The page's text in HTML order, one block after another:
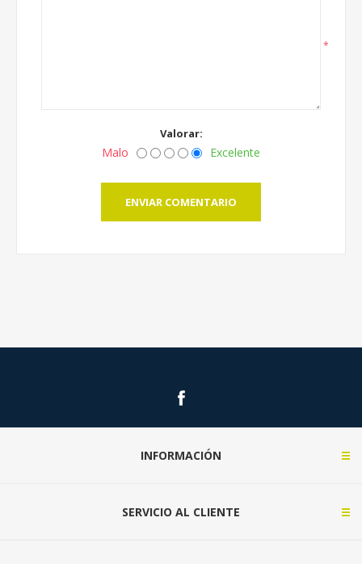
*
Valorar:
Malo Excelente
ENVIAR COMENTARIO
INFORMACIÓN
SERVICIO AL CLIENTE